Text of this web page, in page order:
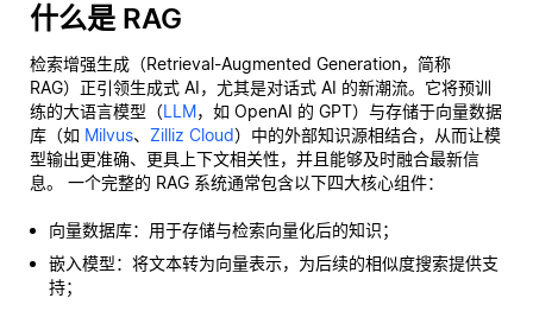
什么是 RAG
检索增强生成（Retrieval-Augmented Generation，简称
RAG）正引领生成式 AI，尤其是对话式 AI 的新潮流。它将预训
练的大语言模型（LLM，如 OpenAI 的 GPT）与存储于向量数据
库（如 Milvus、 Zilliz Cloud）中的外部知识源相结合，从而让模
型输出更准确、更具上下文相关性，并且能够及时融合最新信
息。 一个完整的 RAG 系统通常包含以下四大核心组件：
向量数据库：用于存储与检索向量化后的知识；
嵌入模型：将文本转为向量表示，为后续的相似度搜索提供支
持；